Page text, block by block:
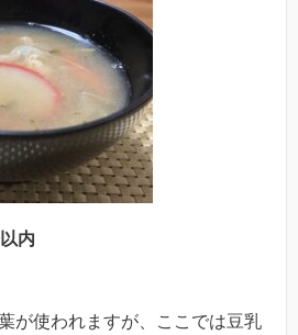
内
が使われますが、ここでは豆乳